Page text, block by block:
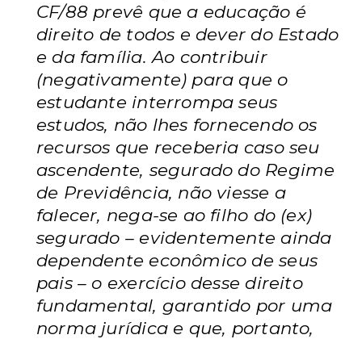
CF/88 prevê que a educação é
direito de todos e dever do Estado
e da família. Ao contribuir
(negativamente) para que o
estudante interrompa seus
estudos, não lhes fornecendo os
recursos que receberia caso seu
ascendente, segurado do Regime
de Previdência, não viesse a
falecer, nega-se ao filho do (ex)
segurado – evidentemente ainda
dependente econômico de seus
pais – o exercício desse direito
fundamental, garantido por uma
norma jurídica e que, portanto,